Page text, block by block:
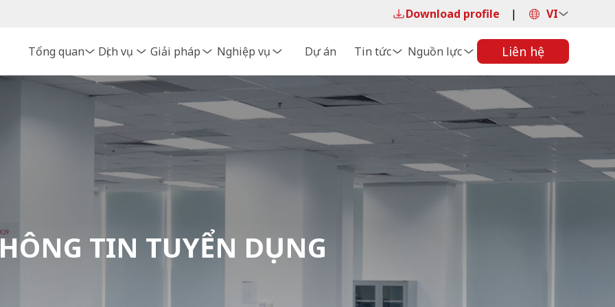
Download profile | VI
Tổng quan Dịch vụ Giải pháp Nghiệp vụ Dự án Tin tức Nguồn lực Liên hệ
TIN TUYỂN DỤNG